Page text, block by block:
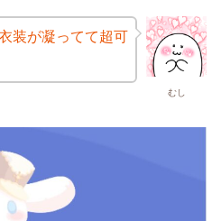
むし
装が凝ってて超可